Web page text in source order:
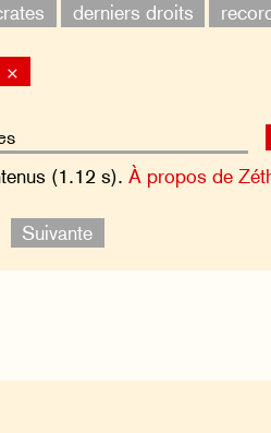
derniers droits
×
(1.12 s). À propos de
Suivante